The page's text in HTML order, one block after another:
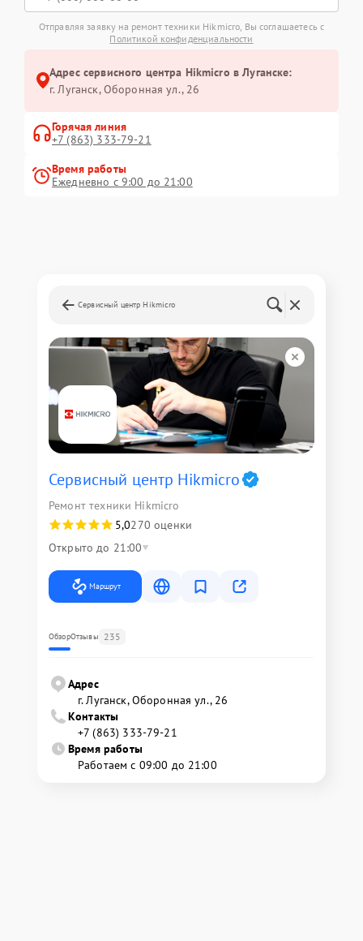
Отправляя заявку на ремонт техники Hikmicro, Вы соглашаетесь с
Политикой конфиденциальности
Адрес сервисного центра Hikmicro в Луганске:
г. Луганск, Оборонная ул., 26
Горячая линия
+7 (863) 333-79-21
Время работы
Ежедневно с 9:00 до 21:00
Сервисный центр Hikmicro
Сервисный центр Hikmicro
Ремонт техники Hikmicro
5,0270 оценки
Открыто до 21:00
Маршрут
ОбзорОтзывы 235
Адрес
г. Луганск, Оборонная ул., 26
Контакты
+7 (863) 333-79-21
Время работы
Работаем с 09:00 до 21:00